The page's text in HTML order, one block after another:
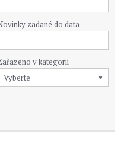
zadané do data
v kategorii